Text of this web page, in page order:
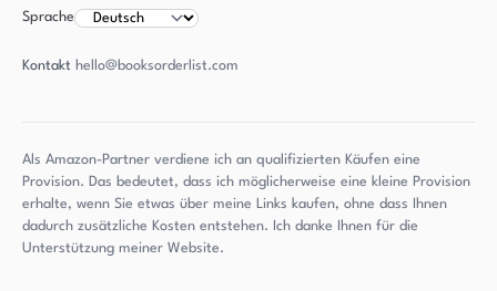
Sprache
Kontakt hello@booksorderlist.com
Als Amazon-Partner verdiene ich an qualifizierten Käufen eine
Provision. Das bedeutet, dass ich möglicherweise eine kleine Provision
erhalte, wenn Sie etwas über meine Links kaufen, ohne dass Ihnen
dadurch zusätzliche Kosten entstehen. Ich danke Ihnen für die
Unterstützung meiner Website.